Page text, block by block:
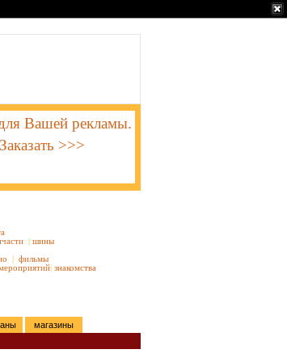
Вашей рекламы.
Заказать >>>
| шины
| фильмы
| знакомства
магазины